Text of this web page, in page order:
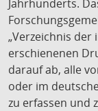
Jahrhunderts.
„Verzeichnis
erschienenen
darauf ab, alle
oder im
zu erfassen und